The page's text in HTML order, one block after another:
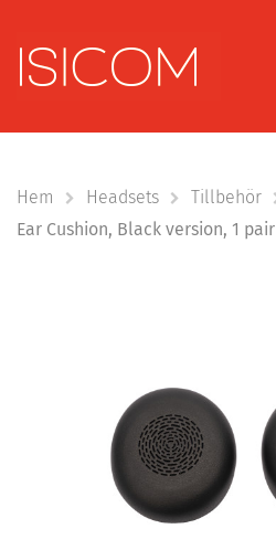
Hem Headsets Tillbehör
Ear Cushion, Black version, 1 pair